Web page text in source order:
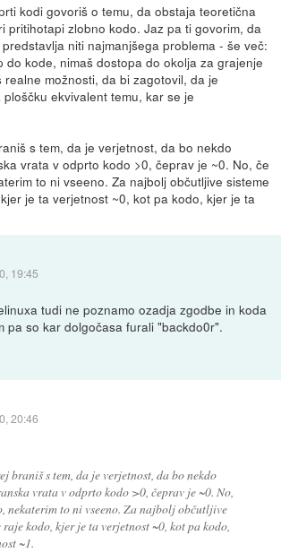
kodi govoriš o temu, da obstaja teoretična
pritihotapi zlobno kodo. Jaz pa ti govorim, da
niti najmanjšega problema - še več:
do kode, nimaš dostopa do okolja za grajenje
možnosti, da bi zagotovil, da je
ekvivalent temu, kar se je
s tem, da je verjetnost, da bo nekdo
vrata v odprto kodo >0, čeprav je ~0. No, če
to ni vseeno. Za najbolj občutljive sisteme
je ta verjetnost ~0, kot pa kodo, kjer je ta
19:45
tudi ne poznamo ozadja zgodbe in koda
pa so kar dolgočasa furali "backdo0r".
20:46
braniš s tem, da je verjetnost, da bo nekdo
vrata v odprto kodo >0, čeprav je ~0. No,
nekaterim to ni vseeno. Za najbolj občutljive
raje kodo, kjer je ta verjetnost ~0, kot pa kodo,
~1.